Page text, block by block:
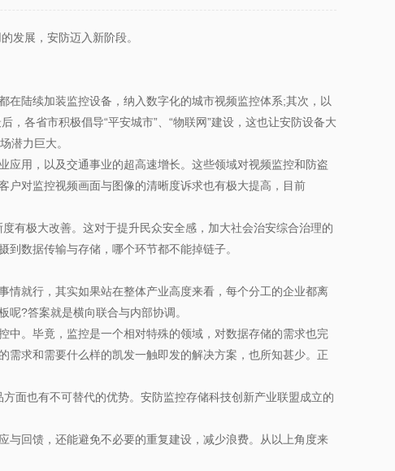
发展，安防迈入新阶段。
陆续加装监控设备，纳入数字化的城市视频监控体系;其次，以
各省市积极倡导“平安城市”、“物联网”建设，这也让安防设备大
潜力巨大。
用，以及交通事业的超高速增长。这些领域对视频监控和防盗
户对监控视频画面与图像的清晰度诉求也有极大提高，目前
有极大改善。这对于提升民众安全感，加大社会治安综合治理的
数据传输与存储，哪个环节都不能掉链子。
就行，其实如果站在整体产业高度来看，每个分工的企业都离
?答案就是横向联合与内部协调。
。毕竟，监控是一个相对特殊的领域，对数据存储的需求也完
求和需要什么样的凯发一触即发的解决方案，也所知甚少。正
也有不可替代的优势。安防监控存储科技创新产业联盟成立的
回馈，还能避免不必要的重复建设，减少浪费。从以上角度来